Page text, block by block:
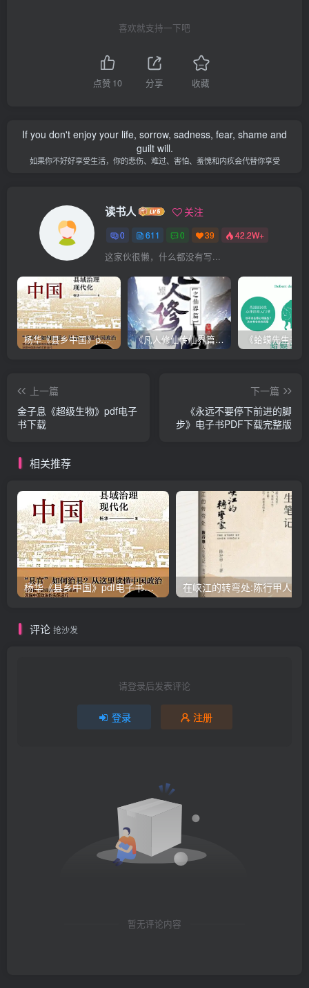
喜欢就支持一下吧
点赞 10 分享 收藏
If you don't enjoy your life, sorrow, sadness, fear, shame and
guilt will.
如果你不好好享受生活，你的悲伤、难过、害怕、羞愧和内疚会代替你享受
读书人 关注
0 611 0 39 42.2W+
这家伙很懒，什么都没有写...
杨华《县乡中国》pdf电子书下载 《凡人修仙传仙界篇 》忘语著|(epub+mobi+pdf)电子书下载
上一篇
金子息《超级生物》pdf电子
书下载
下一篇
《永远不要停下前进的脚
步》电子书PDF下载完整版
相关推荐
杨华《县乡中国》pdf电子书下载
评论 抢沙发
请登录后发表评论
登录 注册
暂无评论内容